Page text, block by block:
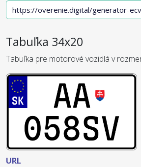
Tabuľka 34x20
Tabuľka pre motorové vozidlá v
URL